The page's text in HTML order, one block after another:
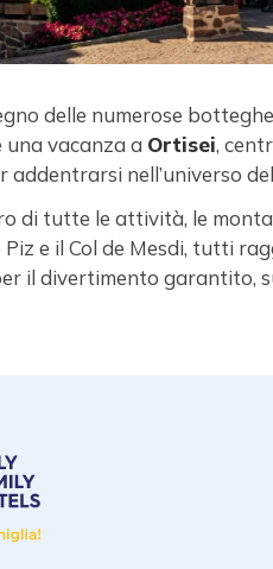
delle numerose
vacanza a Ortisei,
nell’universo
di tutte le attività, le
Piz e il Col de Mesdi, tutti
il divertimento garantito,